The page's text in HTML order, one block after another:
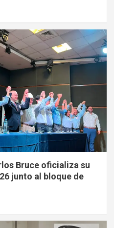
Bruce oficializa su
junto al bloque de